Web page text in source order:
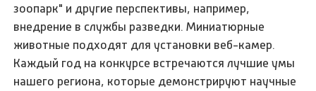
зоопарк" и другие перспективы, например,
внедрение в службы разведки. Миниатюрные
животные подходят для установки веб-камер.
Каждый год на конкурсе встречаются лучшие умы
нашего региона, которые демонстрируют научные